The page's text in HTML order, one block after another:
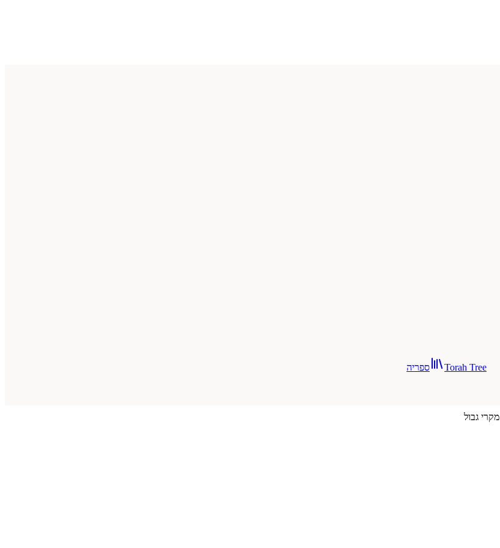
Torah Tree ספריה
מקרי גבול